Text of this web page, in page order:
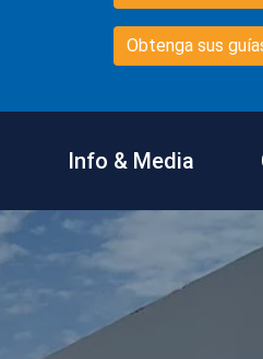
Obtenga sus
Info & Media